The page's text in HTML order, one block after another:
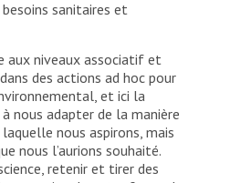
sanitaires et
aux niveaux associatif et
des actions ad hoc pour
et ici la
nous adapter de la manière
nous aspirons, mais
nous l’aurions souhaité.
retenir et tirer des